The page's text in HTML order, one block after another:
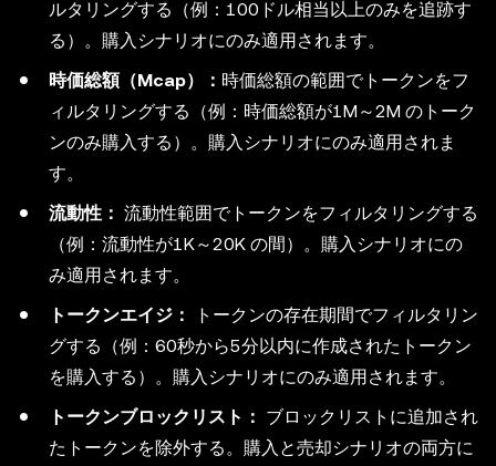
ルタリングする（例：100ドル相当以上のみを追跡す
る）。購入シナリオにのみ適用されます。
時価総額（Mcap）： 時価総額の範囲でトークンをフ
ィルタリングする（例：時価総額が1M～2M のトーク
ンのみ購入する）。購入シナリオにのみ適用されま
す。
流動性： 流動性範囲でトークンをフィルタリングする
（例：流動性が1K～20K の間）。購入シナリオにの
み適用されます。
トークンエイジ：
トークンの存在期間でフィルタリン
グする（例：60秒から5分以内に作成されたトークン
を購入する）。購入シナリオにのみ適用されます。
トークンブロックリスト： ブロックリストに追加され
たトークンを除外する。購入と売却シナリオの両方に